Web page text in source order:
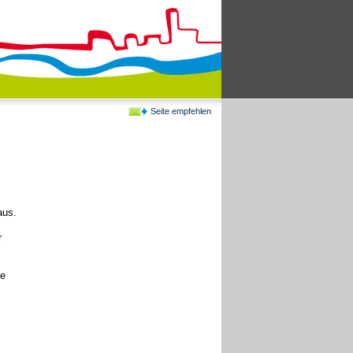
Seite empfehlen